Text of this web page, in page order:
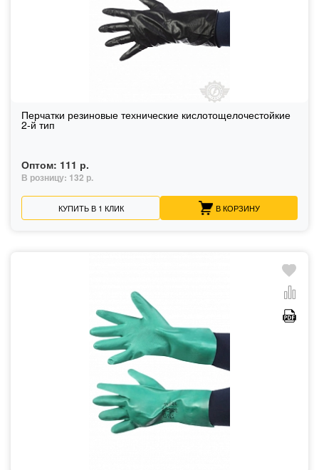
Перчатки резиновые технические кислотощелочестойкие
2-й тип
Оптом: 111 р.
В розницу: 132 р.
КУПИТЬ В 1 КЛИК В КОРЗИНУ